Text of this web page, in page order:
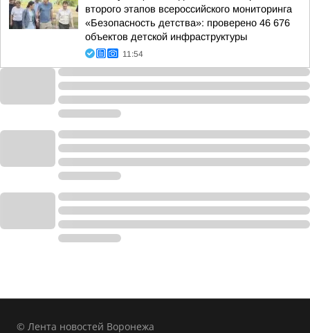
второго этапов всероссийского мониторинга
«Безопасность детства»: проверено 46 676
объектов детской инфраструктуры
11:54
© Лента новостей Воронежа